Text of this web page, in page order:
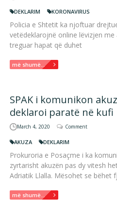
DEKLARIM KORONAVIRUS
Policia e Shtetit ka njoftuar
vetëdeklarojnë online lëvizjen
treguar hapat që duhet
më shumë...
SPAK i komunikon
deklaroi paratë në kufi
March 4, 2020 Comment
AKUZA DEKLARIM
Prokuroria e Posaçme i ka
zyrtarisht akuzën pas dy vitesh
Adriatik Llalla. Mësohet se bëhet
më shumë...